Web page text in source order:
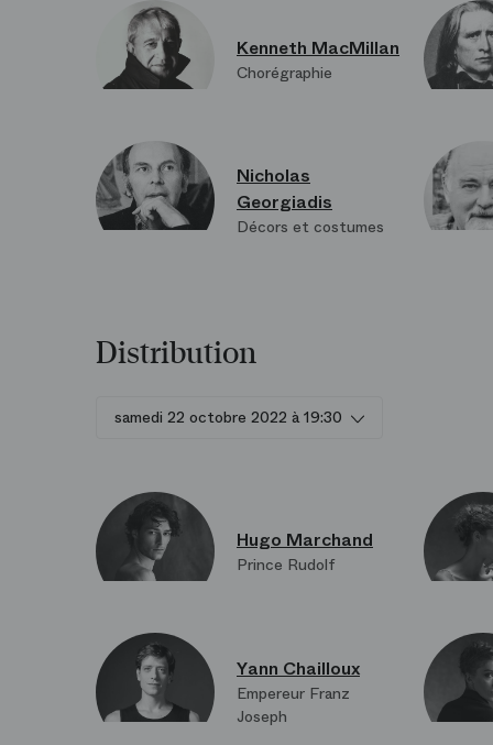
Kenneth MacMillan
Chorégraphie
Nicholas
Georgiadis
Décors et costumes
Distribution
samedi 22 octobre 2022 à 19:30
Hugo Marchand
Prince Rudolf
Yann Chailloux
Empereur Franz
Joseph